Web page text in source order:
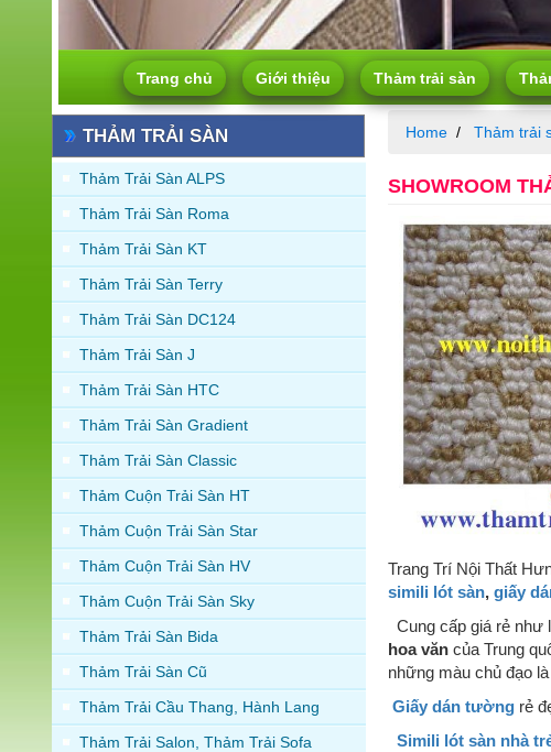
Trang chủ Giới thiệu Thảm trải sàn
THẢM TRẢI SÀN
Thảm Trải Sàn ALPS
Thảm Trải Sàn Roma
Thảm Trải Sàn KT
Thảm Trải Sàn Terry
Thảm Trải Sàn DC124
Thảm Trải Sàn J
Thảm Trải Sàn HTC
Thảm Trải Sàn Gradient
Thảm Trải Sàn Classic
Thảm Cuộn Trải Sàn HT
Thảm Cuộn Trải Sàn Star
Thảm Cuộn Trải Sàn HV
Thảm Cuộn Trải Sàn Sky
Thảm Trải Sàn Bida
Thảm Trải Sàn Cũ
Thảm Trải Cầu Thang, Hành Lang
Thảm Trải Salon, Thảm Trải Sofa
Home Thảm trải
SHOWROOM
Trang Trí Nội Thất
simili lót sàn, giấy
Cung cấp giá rẻ như
hoa văn của Trung
những màu chủ đạo
Giấy dán tường rẻ
Simili lót sàn nhà